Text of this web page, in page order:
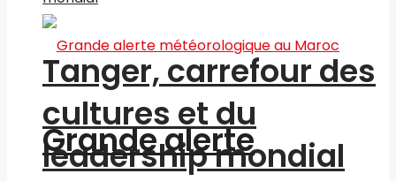
Tanger, carrefour des
cultures et du
leadership mondial
Grande alerte